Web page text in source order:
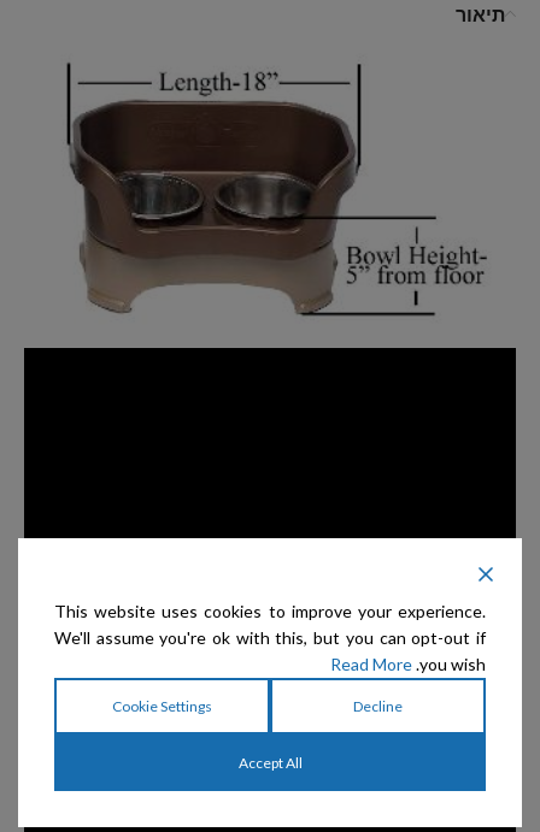
תיאור
This website uses cookies to improve your experience.
We'll assume you're ok with this, but you can opt-out if
you wish.
Read More
Decline
Cookie Settings
Accept All